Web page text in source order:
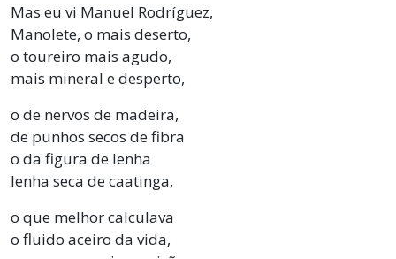
Mas eu vi Manuel Rodríguez,
Manolete, o mais deserto,
o toureiro mais agudo,
mais mineral e desperto,
o de nervos de madeira,
de punhos secos de fibra
o da figura de lenha
lenha seca de caatinga,
o que melhor calculava
o fluido aceiro da vida,